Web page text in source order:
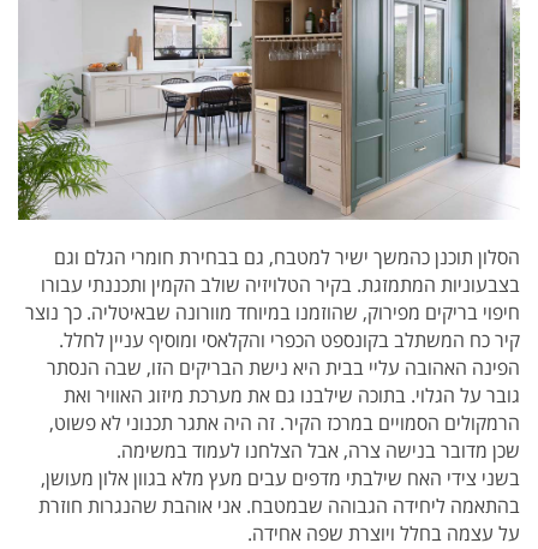
הסלון תוכנן כהמשך ישיר למטבח, גם בבחירת חומרי הגלם וגם
בצבעוניות המתמזגת. בקיר הטלויזיה שולב הקמין ותכננתי עבורו
חיפוי בריקים מפירוק, שהוזמנו במיוחד מוורונה שבאיטליה. כך נוצר
קיר כח המשתלב בקונספט הכפרי והקלאסי ומוסיף עניין לחלל.
הפינה האהובה עליי בבית היא נישת הבריקים הזו, שבה הנסתר
גובר על הגלוי. בתוכה שילבנו גם את מערכת מיזוג האוויר ואת
הרמקולים הסמויים במרכז הקיר. זה היה אתגר תכנוני לא פשוט,
שכן מדובר בנישה צרה, אבל הצלחנו לעמוד במשימה.
בשני צידי האח שילבתי מדפים עבים מעץ מלא בגוון אלון מעושן,
בהתאמה ליחידה הגבוהה שבמטבח. אני אוהבת שהנגרות חוזרת
על עצמה בחלל ויוצרת שפה אחידה.